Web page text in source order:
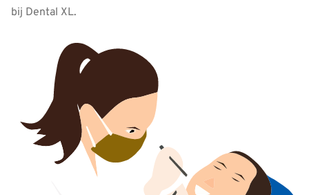
bij Dental XL.